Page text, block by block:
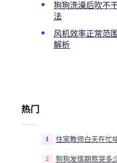
狗狗洗澡后吹不
法
风机效率正常范
解析
热门
1
2